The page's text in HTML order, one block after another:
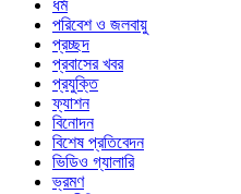
ধর্ম
পরিবেশ ও জলবায়ু
প্রচ্ছদ
প্রবাসের খবর
প্রযুক্তি
ফ্যাশন
বিনোদন
বিশেষ প্রতিবেদন
ভিডিও গ্যালারি
ভ্রমণ